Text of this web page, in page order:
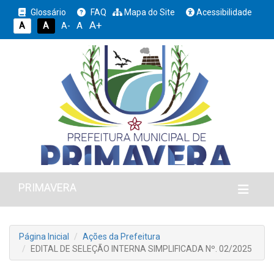
Glossário FAQ Mapa do Site
Acessibilidade
A
A A- A A+
PRIMAVERA
Página Inicial
Ações da Prefeitura
EDITAL DE SELEÇÃO INTERNA SIMPLIFICADA Nº. 02/2025